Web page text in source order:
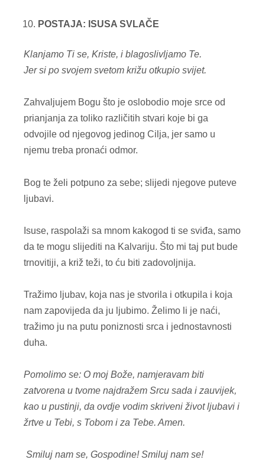
POSTAJA: ISUSA SVLAČE
Klanjamo Ti se, Kriste, i blagoslivljamo Te.
Jer si po svojem svetom križu otkupio svijet.
Zahvaljujem Bogu što je oslobodio moje srce od
prianjanja za toliko različitih stvari koje bi ga
odvojile od njegovog jedinog Cilja, jer samo u
njemu treba pronaći odmor.
Bog te želi potpuno za sebe; slijedi njegove puteve
ljubavi.
Isuse, raspolaži sa mnom kakogod ti se sviđa, samo
da te mogu slijediti na Kalvariju. Što mi taj put bude
trnovitiji, a križ teži, to ću biti zadovoljnija.
Tražimo ljubav, koja nas je stvorila i otkupila i koja
nam zapovijeda da ju ljubimo. Želimo li je naći,
tražimo ju na putu poniznosti srca i jednostavnosti
duha.
Pomolimo se: O moj Bože, namjeravam biti
zatvorena u tvome najdražem Srcu sada i zauvijek,
kao u pustinji, da ovdje vodim skriveni život ljubavi i
žrtve u Tebi, s Tobom i za Tebe. Amen.
Smiluj nam se, Gospodine!Smiluj nam se!